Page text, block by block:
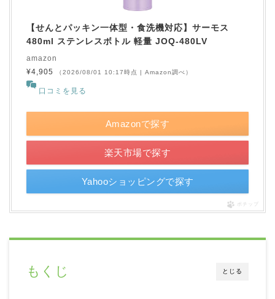
【せんとパッキン一体型・食洗機対応】サーモス
480ml ステンレスボトル 軽量 JOQ-480LV
amazon
¥4,905
（2026/08/01 10:17時点 | Amazon調べ）
口コミを見る
Amazonで探す
楽天市場で探す
Yahooショッピングで探す
ポチップ
とじる
もくじ